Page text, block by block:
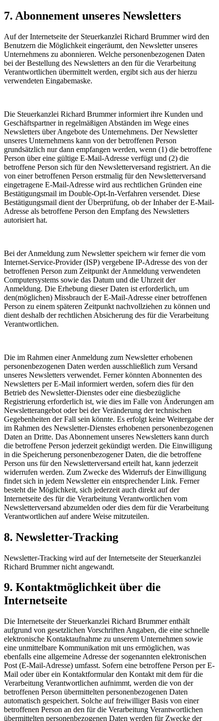
7. Abonnement unseres Newsletters
Auf der Internetseite der Steuerkanzlei Richard Brummer wird den
Benutzern die Möglichkeit eingeräumt, den Newsletter unseres
Unternehmens zu abonnieren. Welche personenbezogenen Daten
bei der Bestellung des Newsletters an den für die Verarbeitung
Verantwortlichen übermittelt werden, ergibt sich aus der hierzu
verwendeten Eingabemaske.
Die Steuerkanzlei Richard Brummer informiert ihre Kunden und
Geschäftspartner in regelmäßigen Abständen im Wege eines
Newsletters über Angebote des Unternehmens. Der Newsletter
unseres Unternehmens kann von der betroffenen Person
grundsätzlich nur dann empfangen werden, wenn (1) die betroffene
Person über eine gültige E-Mail-Adresse verfügt und (2) die
betroffene Person sich für den Newsletterversand registriert. An die
von einer betroffenen Person erstmalig für den Newsletterversand
eingetragene E-Mail-Adresse wird aus rechtlichen Gründen eine
Bestätigungsmail im Double-Opt-In-Verfahren versendet. Diese
Bestätigungsmail dient der Überprüfung, ob der Inhaber der E-Mail-
Adresse als betroffene Person den Empfang des Newsletters
autorisiert hat.
Bei der Anmeldung zum Newsletter speichern wir ferner die vom
Internet-Service-Provider (ISP) vergebene IP-Adresse des von der
betroffenen Person zum Zeitpunkt der Anmeldung verwendeten
Computersystems sowie das Datum und die Uhrzeit der
Anmeldung. Die Erhebung dieser Daten ist erforderlich, um
den(möglichen) Missbrauch der E-Mail-Adresse einer betroffenen
Person zu einem späteren Zeitpunkt nachvollziehen zu können und
dient deshalb der rechtlichen Absicherung des für die Verarbeitung
Verantwortlichen.
Die im Rahmen einer Anmeldung zum Newsletter erhobenen
personenbezogenen Daten werden ausschließlich zum Versand
unseres Newsletters verwendet. Ferner könnten Abonnenten des
Newsletters per E-Mail informiert werden, sofern dies für den
Betrieb des Newsletter-Dienstes oder eine diesbezügliche
Registrierung erforderlich ist, wie dies im Falle von Änderungen am
Newsletterangebot oder bei der Veränderung der technischen
Gegebenheiten der Fall sein könnte. Es erfolgt keine Weitergabe der
im Rahmen des Newsletter-Dienstes erhobenen personenbezogenen
Daten an Dritte. Das Abonnement unseres Newsletters kann durch
die betroffene Person jederzeit gekündigt werden. Die Einwilligung
in die Speicherung personenbezogener Daten, die die betroffene
Person uns für den Newsletterversand erteilt hat, kann jederzeit
widerrufen werden. Zum Zwecke des Widerrufs der Einwilligung
findet sich in jedem Newsletter ein entsprechender Link. Ferner
besteht die Möglichkeit, sich jederzeit auch direkt auf der
Internetseite des für die Verarbeitung Verantwortlichen vom
Newsletterversand abzumelden oder dies dem für die Verarbeitung
Verantwortlichen auf andere Weise mitzuteilen.
8. Newsletter-Tracking
Newsletter-Tracking wird auf der Internetseite der Steuerkanzlei
Richard Brummer nicht angewandt.
9. Kontaktmöglichkeit über die
Internetseite
Die Internetseite der Steuerkanzlei Richard Brummer enthält
aufgrund von gesetzlichen Vorschriften Angaben, die eine schnelle
elektronische Kontaktaufnahme zu unserem Unternehmen sowie
eine unmittelbare Kommunikation mit uns ermöglichen, was
ebenfalls eine allgemeine Adresse der sogenannten elektronischen
Post (E-Mail-Adresse) umfasst. Sofern eine betroffene Person per E-
Mail oder über ein Kontaktformular den Kontakt mit dem für die
Verarbeitung Verantwortlichen aufnimmt, werden die von der
betroffenen Person übermittelten personenbezogenen Daten
automatisch gespeichert. Solche auf freiwilliger Basis von einer
betroffenen Person an den für die Verarbeitung Verantwortlichen
übermittelten personenbezogenen Daten werden für Zwecke der